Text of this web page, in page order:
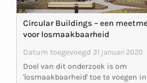
Circular Buildings – een
voor losmaakbaarheid
Datum toegevoegd 31 januari 2020
Doel van dit onderzoek is om
'losmaakbaarheid' toe te voegen